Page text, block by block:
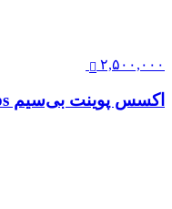
۲,۵۰۰,۰۰۰
اکسس پوینت بی‌سیم 300Mbps تندا مدل AP5